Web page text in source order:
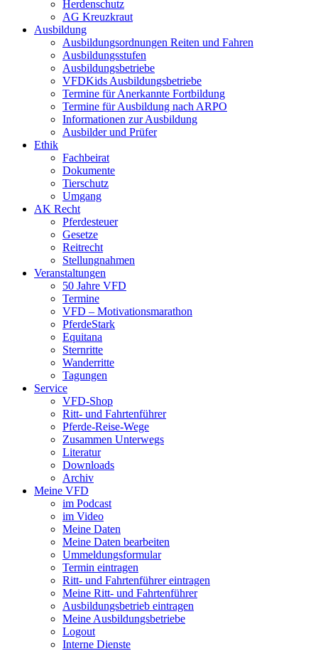
Herdenschutz
AG Kreuzkraut
Ausbildung
Ausbildungsordnungen Reiten und Fahren
Ausbildungsstufen
Ausbildungsbetriebe
VFDKids Ausbildungsbetriebe
Termine für Anerkannte Fortbildung
Termine für Ausbildung nach ARPO
Informationen zur Ausbildung
Ausbilder und Prüfer
Ethik
Fachbeirat
Dokumente
Tierschutz
Umgang
AK Recht
Pferdesteuer
Gesetze
Reitrecht
Stellungnahmen
Veranstaltungen
50 Jahre VFD
Termine
VFD – Motivationsmarathon
PferdeStark
Equitana
Sternritte
Wanderritte
Tagungen
Service
VFD-Shop
Ritt- und Fahrtenführer
Pferde-Reise-Wege
Zusammen Unterwegs
Literatur
Downloads
Archiv
Meine VFD
im Podcast
im Video
Meine Daten
Meine Daten bearbeiten
Ummeldungsformular
Termin eintragen
Ritt- und Fahrtenführer eintragen
Meine Ritt- und Fahrtenführer
Ausbildungsbetrieb eintragen
Meine Ausbildungsbetriebe
Logout
Interne Dienste